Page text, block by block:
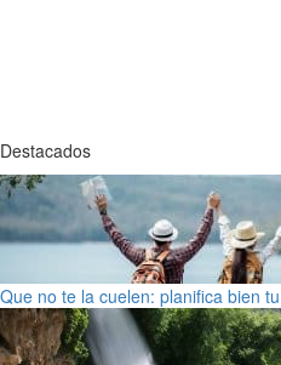
Destacados
Que no te la cuelen: planifica bien